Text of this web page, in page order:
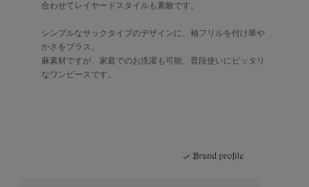
合わせてレイヤードスタイルも素敵です。
シンプルなサックタイプのデザインに、袖フリルを付け華や
かさをプラス。
麻素材ですが、家庭でのお洗濯も可能、普段使いにピッタリ
なワンピースです。